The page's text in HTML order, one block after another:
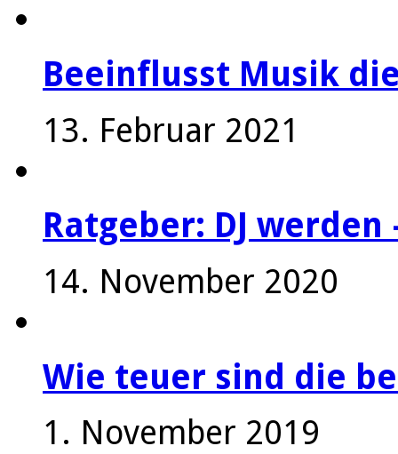
Beeinflusst Musik
13. Februar 2021
Ratgeber: DJ
14. November 2020
Wie teuer sind die
1. November 2019